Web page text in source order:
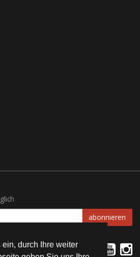
durch Ihre weiter
abonnieren